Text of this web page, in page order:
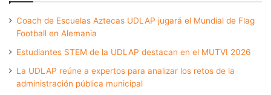
Coach de Escuelas Aztecas UDLAP jugará el Mundial de Flag
Football en Alemania
Estudiantes STEM de la UDLAP destacan en el MUTVI 2026
La UDLAP reúne a expertos para analizar los retos de la
administración pública municipal